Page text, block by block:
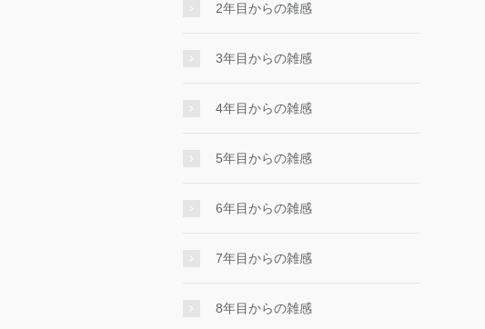
2年目からの雑感
3年目からの雑感
4年目からの雑感
5年目からの雑感
6年目からの雑感
7年目からの雑感
8年目からの雑感